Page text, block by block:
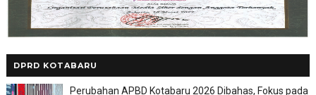
DPRD KOTABARU
Perubahan APBD Kotabaru 2026 Dibahas, Fokus pada